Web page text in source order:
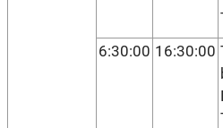
6:30:00 16:30:00